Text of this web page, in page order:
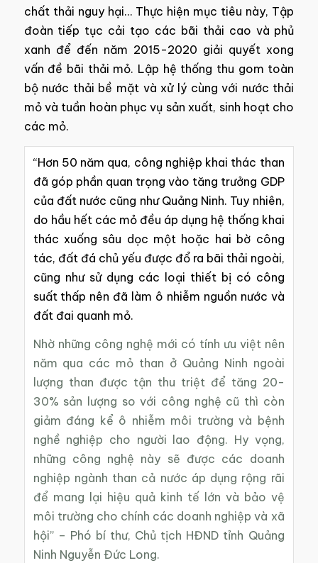
chất thải nguy hại… Thực hiện mục tiêu này, Tập
đoàn tiếp tục cải tạo các bãi thải cao và phủ
xanh để đến năm 2015-2020 giải quyết xong
vấn đề bãi thải mỏ. Lập hệ thống thu gom toàn
bộ nước thải bề mặt và xử lý cùng với nước thải
mỏ và tuần hoàn phục vụ sản xuất, sinh hoạt cho
các mỏ.
“Hơn 50 năm qua, công nghiệp khai thác than
đã góp phần quan trọng vào tăng trưởng GDP
của đất nước cũng như Quảng Ninh. Tuy nhiên,
do hầu hết các mỏ đều áp dụng hệ thống khai
thác xuống sâu dọc một hoặc hai bờ công
tác, đất đá chủ yếu được đổ ra bãi thải ngoài,
cũng như sử dụng các loại thiết bị có công
suất thấp nên đã làm ô nhiễm nguồn nước và
đất đai quanh mỏ.
Nhờ những công nghệ mới có tính ưu việt nên
năm qua các mỏ than ở Quảng Ninh ngoài
lượng than được tận thu triệt để tăng 20-
30% sản lượng so với công nghệ cũ thì còn
giảm đáng kể ô nhiễm môi trường và bệnh
nghề nghiệp cho người lao động. Hy vọng,
những công nghệ này sẽ được các doanh
nghiệp ngành than cả nước áp dụng rộng rãi
để mang lại hiệu quả kinh tế lớn và bảo vệ
môi trường cho chính các doanh nghiệp và xã
hội” – Phó bí thư, Chủ tịch HĐND tỉnh Quảng
Ninh Nguyễn Đức Long.